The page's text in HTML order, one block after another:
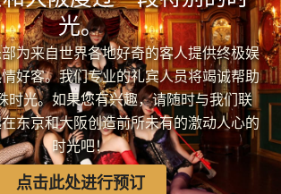
光。
为来自世界各地好奇的客人提供终极娱
好客。我们专业的礼宾人员将竭诚帮助
时光。如果您有兴趣，请随时与我们联
东京和大阪创造前所未有的激动人心的
时光吧！
点击此处进行预订